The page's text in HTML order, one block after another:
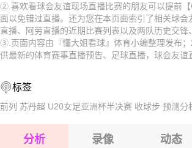
2026-08-15 【球会友谊】 奥地利卢斯
2026-08-15 【球会友谊】 奥地利卢斯
2026-08-15 【球会友谊】 奥地利卢斯
2026-08-15 【球会友谊】 奥地利卢斯
2026-08-15 【球会友谊】 奥地利卢斯
②.喜欢看球会友谊现场直播比赛的朋友可以提前
面以免错过直播。还为您在本页面索引了相关球会
直播、阿劳直播的近期比赛列表以及两队历史交锋
③.页面内容由『懂大姐看球』体育小编整理发布
供最新的体育赛事直播预告、足球直播，球会友谊
标签
前列 苏丹超 U20女足亚洲杯半决赛 收球步 预测分
分析 录像 动态